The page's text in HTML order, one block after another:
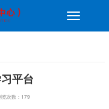
切
换
平台
次数： 179